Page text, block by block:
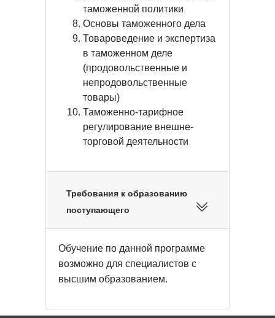
таможенной политики
Основы таможенного дела
Товароведение и экспертиза
в таможенном деле
(продовольственные и
непродовольственные
товары)
Таможенно-тарифное
регулирование внешне-
торговой деятельности
Требования к образованию
поступающего
Обучение по данной программе
возможно для специалистов с
высшим образованием.